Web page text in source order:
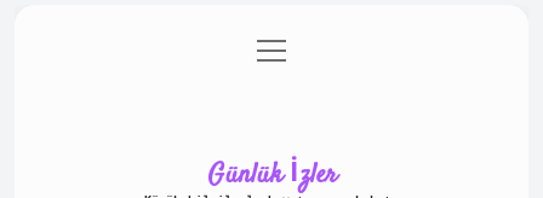
Gizlilik Politikası
menüyü
aç
Günlük İzler